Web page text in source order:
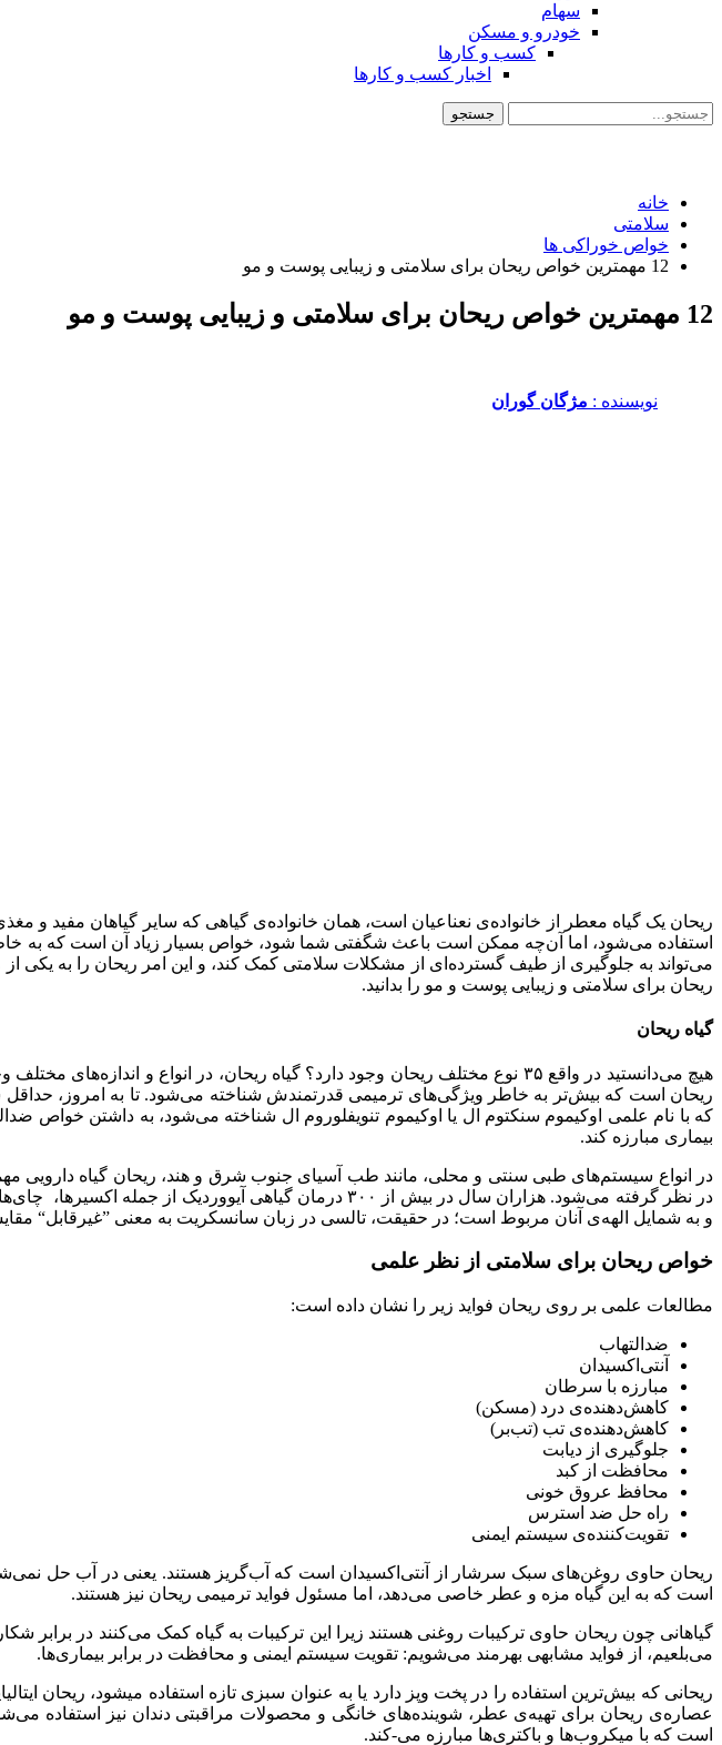
سهام
خودرو و مسکن
کسب و کارها
اخبار کسب و کارها
خانه
سلامتی
خواص خوراکی ها
12 مهمترین خواص ریحان برای سلامتی و زیبایی پوست و مو
12 مهمترین خواص ریحان برای سلامتی و زیبایی پوست و مو
نویسنده :‌ مژگان گوران
ریحان یک گیاه معطر از خانواده‌ی نعناعیان است، همان خانواده‌ی گیاهی که سایر گیاهان مفید و
استفاده می‌شود، اما آن‌چه ممکن است باعث شگفتی شما شود، خواص بسیار زیاد آن است که به
ریحان برای سلامتی و زیبایی پوست و مو را بدانید.
گیاه ریحان
هیچ می‌دانستید در واقع ۳۵ نوع مختلف ریحان وجود دارد؟ گیاه ریحان، در انواع
ریحان است که بیش‌تر به خاطر ویژگی‌های ترمیمی قدرتمندش شناخته می‌شود. تا به امروز،
که با نام علمی اوکیموم سنکتوم ال یا اوکیموم تنویفلوروم ال شناخته می‌شود، به داشتن
بیماری مبارزه کند.
در انواع سیستم‌های طبی سنتی و محلی، مانند طب آسیای جنوب شرق و هند، ریحان گیاه دارویی
در نظر گرفته می‌شود. هزاران سال در بیش از ۳۰۰ درمان گیاهی
و به شمایل الهه‌ی آنان مربوط است؛ در حقیقت، تالسی در زبان سانسکریت به معنی ”غیرقابل“
خواص ریحان برای سلامتی از نظر علمی
مطالعات علمی بر روی ریحان فواید زیر را نشان داده است:
ضدالتهاب
آنتی‌اکسیدان
مبارزه با سرطان
کاهش‌دهنده‌ی درد (مسکن)
کاهش‌دهنده‌ی تب (تب‌بر)
جلوگیری از دیابت
محافظت از کبد
محافظ عروق خونی
راه حل ضد استرس
تقویت‌کننده‌ی سیستم ایمنی
ریحان حاوی روغن‌های سبک سرشار از آنتی‌اکسیدان است که آب‌گریز هستند. یعنی در آب حل
است که به این گیاه مزه و عطر خاصی می‌دهد، اما مسئول فواید ترمیمی ریحان نیز هستند.
گیاهانی چون ریحان حاوی ترکیبات روغنی هستند زیرا این ترکیبات به گیاه کمک می‌کنند در برابر
می‌بلعیم، از فواید مشابهی بهر‌مند می‌شویم: تقویت سیستم ایمنی و محافظت در برابر بیماری‌ها.
ریحانی که بیش‌ترین استفاده را در پخت وپز دارد یا به عنوان سبزی تازه استفاده میشود، ریحان
عصاره‌ی ریحان برای تهیه‌ی عطر، شوینده‌های خانگی و محصولات مراقبتی دندان نیز استفاده
است که با میکروب‌ها و باکتری‌ها مبارزه می-کند.